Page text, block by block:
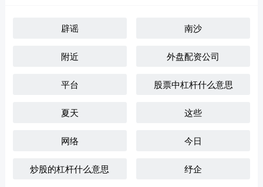
辟谣 南沙
附近 外盘配资公司
平台 股票中杠杆什么意思
夏天 这些
网络 今日
炒股的杠杆什么意思 纾企